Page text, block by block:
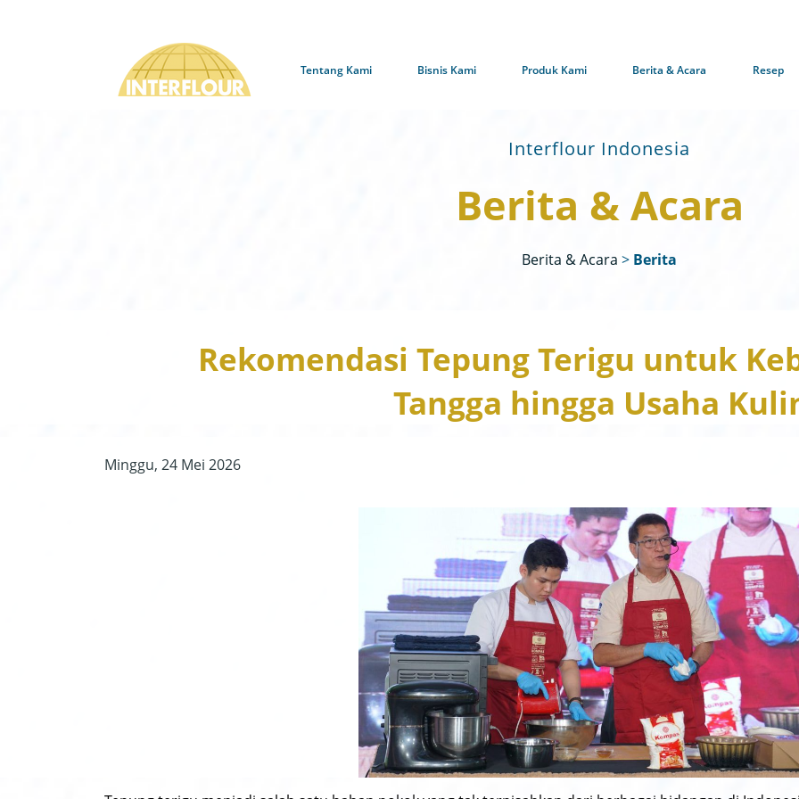
Tentang Kami Bisnis Kami Produk Kami Berita & Acara Resep
Interflour Indonesia
Berita & Acara
Berita & Acara > Berita
Rekomendasi Tepung Terigu untuk
Tangga hingga Usaha
Minggu, 24 Mei 2026